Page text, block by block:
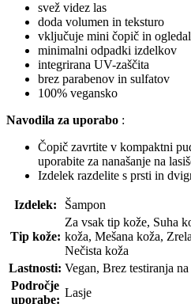
svež videz las
doda volumen in teksturo
vključuje mini čopič in
minimalni odpadki izdelkov
integrirana UV-zaščita
brez parabenov in sulfatov
100% vegansko
Navodila za uporabo :
Čopič zavrtite v kompaktni
uporabite za nanašanje na
Izdelek razdelite s prsti in
Izdelek: Šampon
Tip kože:
Za vsak tip kože, Suha
koža, Mešana koža,
Nečista koža
Lastnosti: Vegan, Brez testiranja
Področje
uporabe:
Lasje